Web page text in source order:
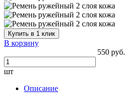
Купить в 1 клик
В корзину
550 руб.
шт
Описание